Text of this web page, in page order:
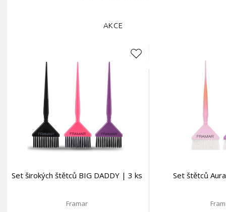
AKCE
Set širokých štětců BIG DADDY | 3 ks
Framar
Set štětců